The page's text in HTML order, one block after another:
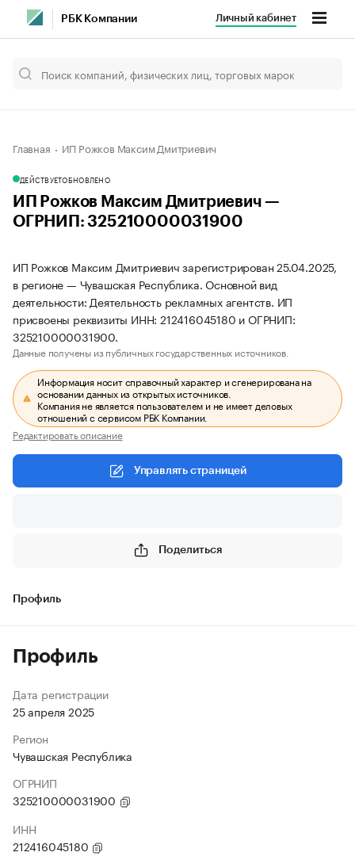
РБК Компании Личный кабинет
Главная ИП Рожков Максим Дмитриевич
ДЕЙСТВУЕТОБНОВЛЕНО
ИП Рожков Максим Дмитриевич —
ОГРНИП: 325210000031900
ИП Рожков Максим Дмитриевич зарегистрирован 25.04.2025,
в регионе — Чувашская Республика. Основной вид
деятельности: Деятельность рекламных агентств. ИП
присвоены реквизиты ИНН: 212416045180 и ОГРНИП:
325210000031900.
Данные получены из публичных государственных источников.
Информация носит справочный характер и сгенерирована на
основании данных из открытых источников.
Компания не является пользователем и не имеет деловых
отношений с сервисом РБК Компании.
Редактировать описание
Управлять страницей
Поделиться
Профиль
Профиль
Дата регистрации
25 апреля 2025
Регион
Чувашская Республика
ОГРНИП
325210000031900
ИНН
212416045180